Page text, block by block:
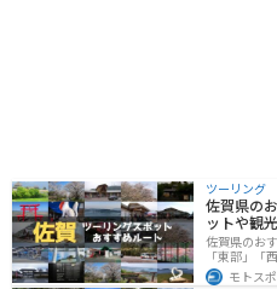
ツーリング
佐賀県の
ットや観
佐賀県のお
「東部」「
地や古墳群
ングに適し
モトス